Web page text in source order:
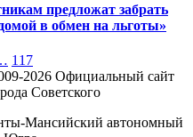
предложат забрать
в обмен на льготы»
117
2026 Официальный сайт
Советского
Мансийский автономный